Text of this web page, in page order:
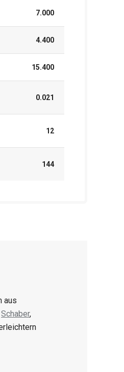
7.000
4.400
15.400
0.021
12
144
aus
Schaber,